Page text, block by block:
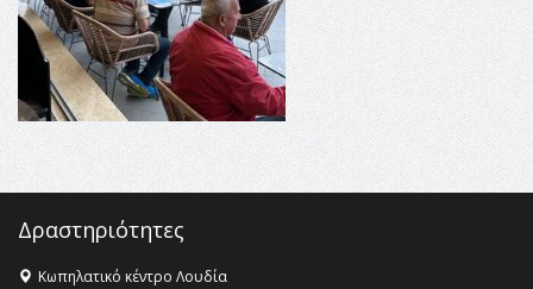
16:18 -ΕΝΟΡΙΑΚΕΣ ΚΑΛΟΚΑΙΡΙΝΕΣ ΔΡΑΣΕΙΣ ΓΙΑ ΠΑΙΔΙΑ
ΣΤΗΝ ΕΔΕΣΣΑ
Δραστηριότητες
Κωπηλατικό κέντρο Λουδία